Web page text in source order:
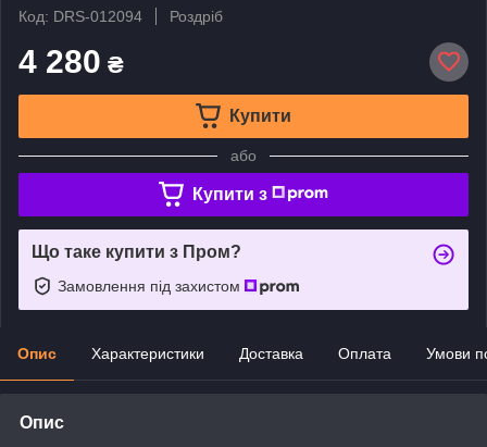
Код: DRS-012094
Роздріб
4 280 ₴
Купити
або
Купити з
Що таке купити з Пром?
Замовлення під захистом
Опис Характеристики Доставка Оплата Умови
Опис